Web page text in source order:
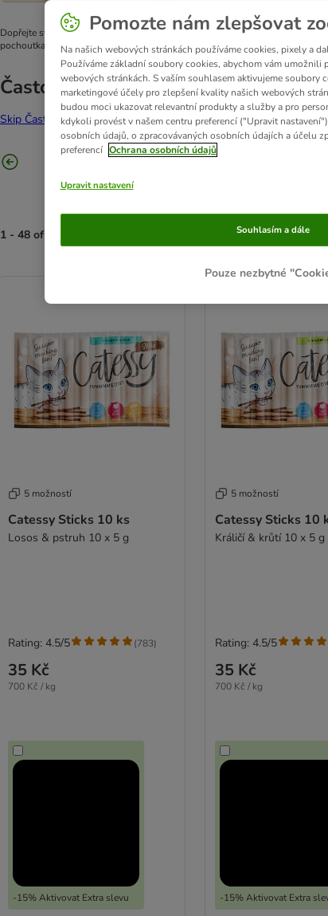
Dopřejte svému mazlíčkovi to nejlepší s naším krmivem přímo z regálů
pochoutkami od největších výrobců. V naší nabídce nechybí ani známé
Často vybírané značky:
Skip Často vybírané značky: slider
1 - 48 of 1222 výsledků
5 možností
Catessy Sticks 10 ks
Losos & pstruh 10 x 5 g
35 Kč
700 Kč / kg
-15% Aktivovat Extra slevu
Rating: 4.5/5 (783)
5 možností
Catessy Sticks 10
Králičí & krůtí 10 x 5 g
35 Kč
700 Kč / kg
-15% Aktivovat Extra
Rating: 4.5/5
Pomozte nám zlepšovat
Na našich webových stránkách používáme cookies, pixely a
Používáme základní soubory cookies, abychom vám umožnili
webových stránkách. S vaším souhlasem aktivujeme soubory
marketingové účely pro zlepšení kvality našich webových
budou moci ukazovat relevantní produkty a služby a pro
kdykoli provést v našem centru preferencí ("Upravit
osobních údajů, o zpracovávaných osobních údajích a účelu
preferencí Ochrana osobních údajů
Upravit nastavení
Pouze nezbytné
Souhlasím a dále